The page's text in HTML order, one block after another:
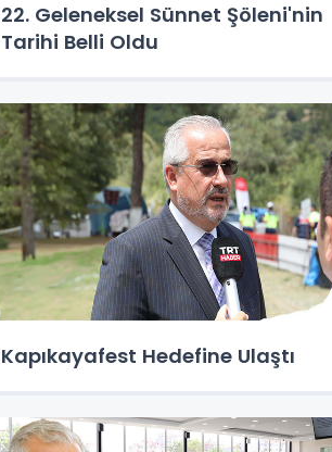
22. Geleneksel Sünnet Şöleni'nin
Tarihi Belli Oldu
Kapıkayafest Hedefine Ulaştı